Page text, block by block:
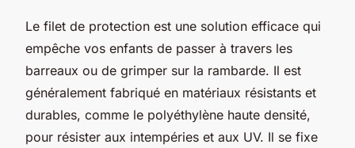
Le filet de protection est une solution efficace qui
empêche vos enfants de passer à travers les
barreaux ou de grimper sur la rambarde. Il est
généralement fabriqué en matériaux résistants et
durables, comme le polyéthylène haute densité,
pour résister aux intempéries et aux UV. Il se fixe